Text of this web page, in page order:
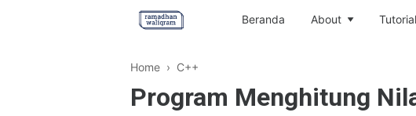
Beranda About Tutorial
Home › C++
Program Menghitung